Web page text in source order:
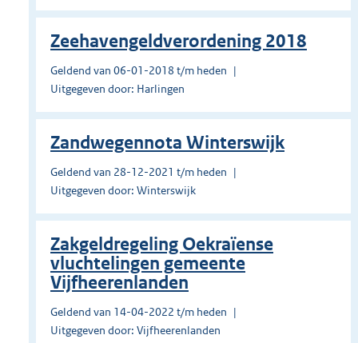
Zeehavengeldverordening 2018
Geldend van 06-01-2018 t/m heden
Uitgegeven door: Harlingen
Zandwegennota Winterswijk
Geldend van 28-12-2021 t/m heden
Uitgegeven door: Winterswijk
Zakgeldregeling Oekraïense
vluchtelingen gemeente
Vijfheerenlanden
Geldend van 14-04-2022 t/m heden
Uitgegeven door: Vijfheerenlanden